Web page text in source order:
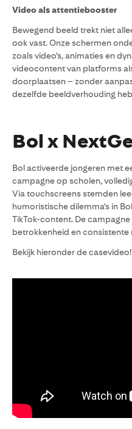
Video als attentiebooster
Bewegend beeld trekt niet
ook vast. Onze schermen
zoals video's, animaties en
videocontent van platforms
doorplaatsen – zonder
dezelfde beeldverhouding
Bol x
Bol activeerde jongeren met
campagne op scholen,
Via touchscreens stemden
humoristische dilemma’s in
TikTok-content. De
betrokkenheid en consistente
Bekijk hieronder de casevideo!